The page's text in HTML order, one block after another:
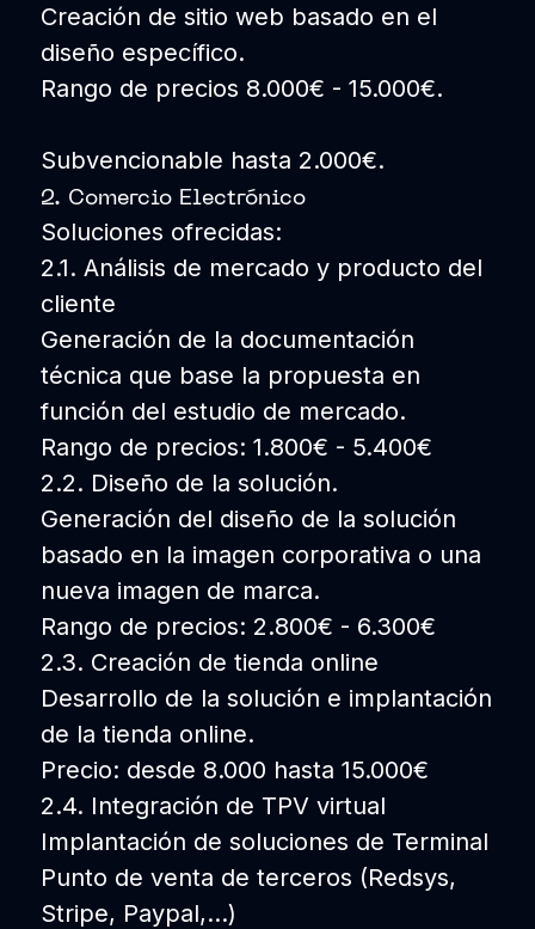
Creación de sitio web basado en el
diseño específico.
Rango de precios 8.000€ - 15.000€.
Subvencionable hasta 2.000€.
2. Comercio Electrónico
Soluciones ofrecidas:
2.1. Análisis de mercado y producto del
cliente
Generación de la documentación
técnica que base la propuesta en
función del estudio de mercado.
Rango de precios: 1.800€ - 5.400€
2.2. Diseño de la solución.
Generación del diseño de la solución
basado en la imagen corporativa o una
nueva imagen de marca.
Rango de precios: 2.800€ - 6.300€
2.3. Creación de tienda online
Desarrollo de la solución e implantación
de la tienda online.
Precio: desde 8.000 hasta 15.000€
2.4. Integración de TPV virtual
Implantación de soluciones de Terminal
Punto de venta de terceros (Redsys,
Stripe, Paypal,...)